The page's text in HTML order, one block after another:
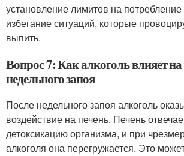
установление лимитов на потребление
избегание ситуаций, которые
выпить.
Вопрос 7: Как алкоголь влияет на
недельного запоя
После недельного запоя алкоголь
воздействие на печень. Печень
детоксикацию организма, и при
алкоголя она перегружается. Это